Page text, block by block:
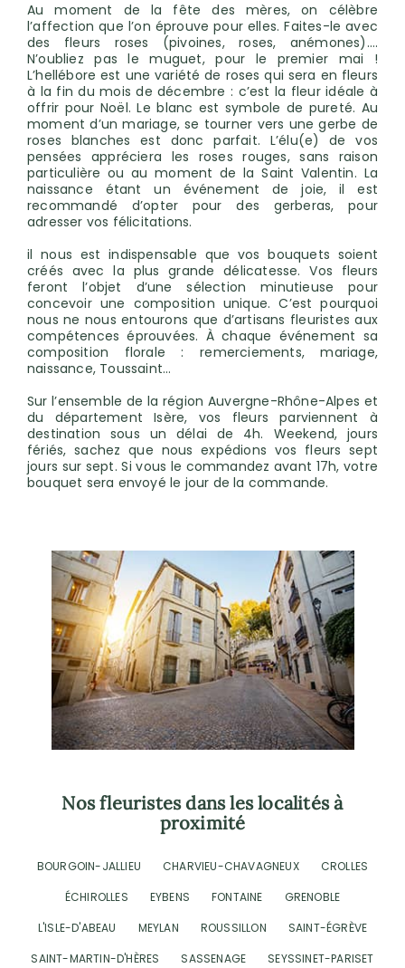
Au moment de la fête des mères, on célèbre
l’affection que l’on éprouve pour elles. Faites-le avec
des fleurs roses (pivoines, roses, anémones)….
N’oubliez pas le muguet, pour le premier mai !
L’hellébore est une variété de roses qui sera en fleurs
à la fin du mois de décembre : c’est la fleur idéale à
offrir pour Noël. Le blanc est symbole de pureté. Au
moment d’un mariage, se tourner vers une gerbe de
roses blanches est donc parfait. L’élu(e) de vos
pensées appréciera les roses rouges, sans raison
particulière ou au moment de la Saint Valentin. La
naissance étant un événement de joie, il est
recommandé d’opter pour des gerberas, pour
adresser vos félicitations.
il nous est indispensable que vos bouquets soient
créés avec la plus grande délicatesse. Vos fleurs
feront l’objet d’une sélection minutieuse pour
concevoir une composition unique. C’est pourquoi
nous ne nous entourons que d’artisans fleuristes aux
compétences éprouvées. À chaque événement sa
composition florale : remerciements, mariage,
naissance, Toussaint…
Sur l’ensemble de la région Auvergne-Rhône-Alpes et
du département Isère, vos fleurs parviennent à
destination sous un délai de 4h. Weekend, jours
fériés, sachez que nous expédions vos fleurs sept
jours sur sept. Si vous le commandez avant 17h, votre
bouquet sera envoyé le jour de la commande.
Nos fleuristes dans les localités à
proximité
BOURGOIN-JALLIEU CHARVIEU-CHAVAGNEUX
CROLLES
ÉCHIROLLES
EYBENS FONTAINE
GRENOBLE
L'ISLE-D'ABEAU
MEYLAN ROUSSILLON
SAINT-ÉGRÈVE
SAINT-MARTIN-D'HÈRES
SASSENAGE
SEYSSINET-PARISET